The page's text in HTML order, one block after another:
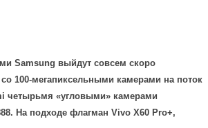
Samsung выйдут совсем скоро
100-мегапиксельными камерами на поток
четырьмя «угловыми» камерами
На подходе флагман Vivo X60 Pro+,